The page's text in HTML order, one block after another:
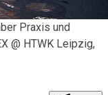
Praxis und
@ HTWK Leipzig,